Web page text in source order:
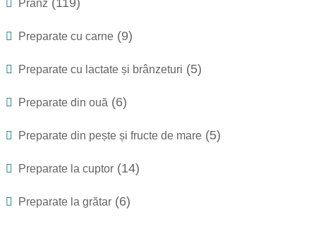
Prânz (119)
Preparate cu carne (9)
Preparate cu lactate și brânzeturi (5)
Preparate din ouă (6)
Preparate din pește și fructe de mare (5)
Preparate la cuptor (14)
Preparate la grătar (6)